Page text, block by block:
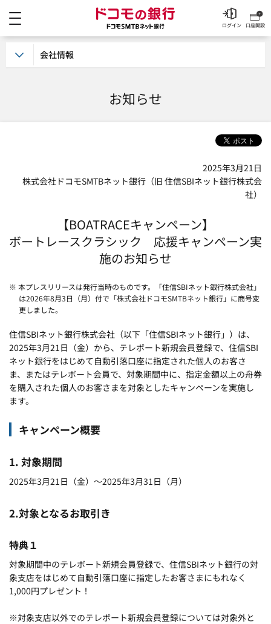
ドコモの銀行 ドコモ
口座開設
ログイン
お知らせ
2025年3月21日
株式会社ドコモSMTBネット銀行（旧 住信SBIネット銀行株式会
社）
【BOATRACEキャンペーン】
ボートレースクラシック 応援キャンペーン実
施のお知らせ
※ 本プレスリリースは発行当時のものです。「住信SBIネット銀行株式会社」
は2026年8月3日（月）付で「株式会社ドコモSMTBネット銀行」に商号変
更しました。
住信SBIネット銀行株式会社（以下「住信SBIネット銀行」）は、
2025年3月21日（金）から、テレボート新規会員登録で、住信SBI
ネット銀行をはじめて自動引落口座に指定された個人のお客さ
ま、またはテレボート会員で、対象期間中に、指定金額以上の舟券
を購入された個人のお客さまを対象としたキャンペーンを実施し
ます。
キャンペーン概要
1. 対象期間
2025年3月21日（金）～2025年3月31日（月）
2.対象となるお取引き
特典１
対象期間中のテレボート新規会員登録で、住信SBIネット銀行の対
象支店をはじめて自動引落口座に指定したお客さまにもれなく
1,000円プレゼント！
※対象支店以外でのテレボート新規会員登録については対象外と
会社情報